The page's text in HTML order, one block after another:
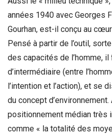
années 1940 avec Georges
Gourhan, est-il conçu au
Pensé à partir de l’outil,
des capacités de l’homme,
d’intermédiaire (entre
l’intention et l’action), et se
du concept
positionnement médian très
comme « la totalité des